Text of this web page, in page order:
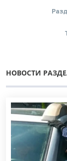
НОВОСТИ